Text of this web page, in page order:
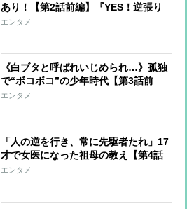
あり！【第2話前編】『YES！逆張り
人生～高須克弥物語～』
エンタメ
《白ブタと呼ばれいじめられ…》孤独
で“ボコボコ”の少年時代【第3話前
編】『YES！逆張り人生～高須克弥物
エンタメ
「人の逆を行き、常に先駆者たれ」17
才で女医になった祖母の教え【第4話
前編】『YES！逆張り人生～高須克弥
エンタメ